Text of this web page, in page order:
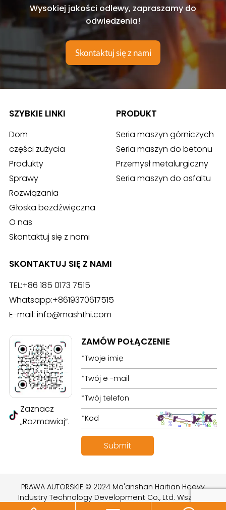
Wysokiej jakości odlewy, zapraszamy do
odwiedzenia!
Skontaktuj się z nami
SZYBKIE LINKI
Dom
części zużycia
Produkty
Sprawy
Rozwiązania
Głoska bezdźwięczna
O nas
Skontaktuj się z nami
PRODUKT
Seria maszyn górniczych
Seria maszyn do betonu
Przemysł metalurgiczny
Seria maszyn do asfaltu
SKONTAKTUJ SIĘ Z NAMI
TEL:+86 185 0173 7515
Whatsapp:+8619370617515
E-mail: info@mashthi.com
Zaznacz
„Rozmawiaj”.
ZAMÓW POŁĄCZENIE
PRAWA AUTORSKIE © 2024 Ma'anshan Haitian Heavy
Industry Technology Development Co., Ltd. Wszelkie